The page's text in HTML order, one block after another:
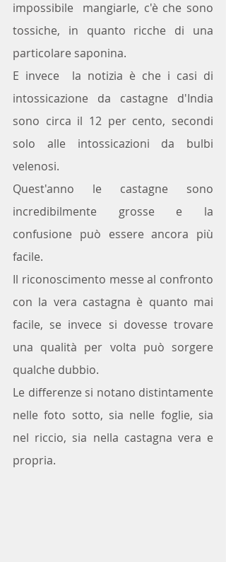
impossibile  mangiarle, c'è che sono
tossiche, in quanto ricche di una
particolare saponina.
E invece  la notizia è che i casi di
intossicazione da castagne d'India
sono circa il 12 per cento, secondi
solo alle intossicazioni da bulbi
velenosi.
Quest'anno le castagne sono
incredibilmente grosse e la
confusione può essere ancora più
facile.
Il riconoscimento messe al confronto
con la vera castagna è quanto mai
facile, se invece si dovesse trovare
una qualità per volta può sorgere
qualche dubbio.
Le differenze si notano distintamente
nelle foto sotto, sia nelle foglie, sia
nel riccio, sia nella castagna vera e
propria.